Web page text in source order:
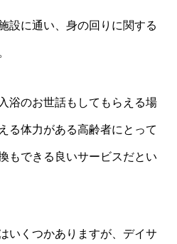
設に通い、身の回りに関する
浴のお世話もしてもらえる場
る体力がある高齢者にとって
もできる良いサービスだとい
いくつかありますが、デイサ